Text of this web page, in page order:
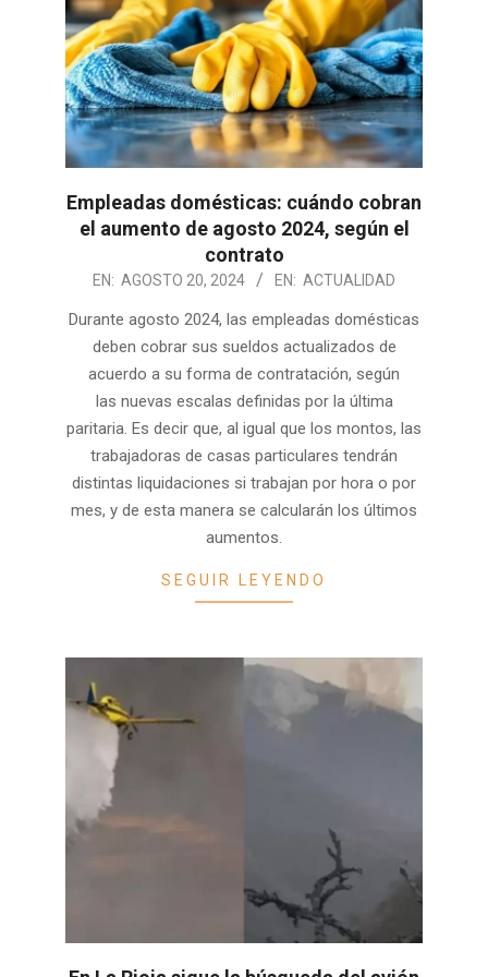
Empleadas domésticas: cuándo cobran
el aumento de agosto 2024, según el
contrato
2024-EN: AGOSTO 20, 2024 EN: ACTUALIDAD
Durante agosto 2024, las empleadas domésticas
deben cobrar sus sueldos actualizados de
acuerdo a su forma de contratación, según
las nuevas escalas definidas por la última
paritaria. Es decir que, al igual que los montos, las
trabajadoras de casas particulares tendrán
distintas liquidaciones si trabajan por hora o por
mes, y de esta manera se calcularán los últimos
aumentos.
SEGUIR LEYENDO